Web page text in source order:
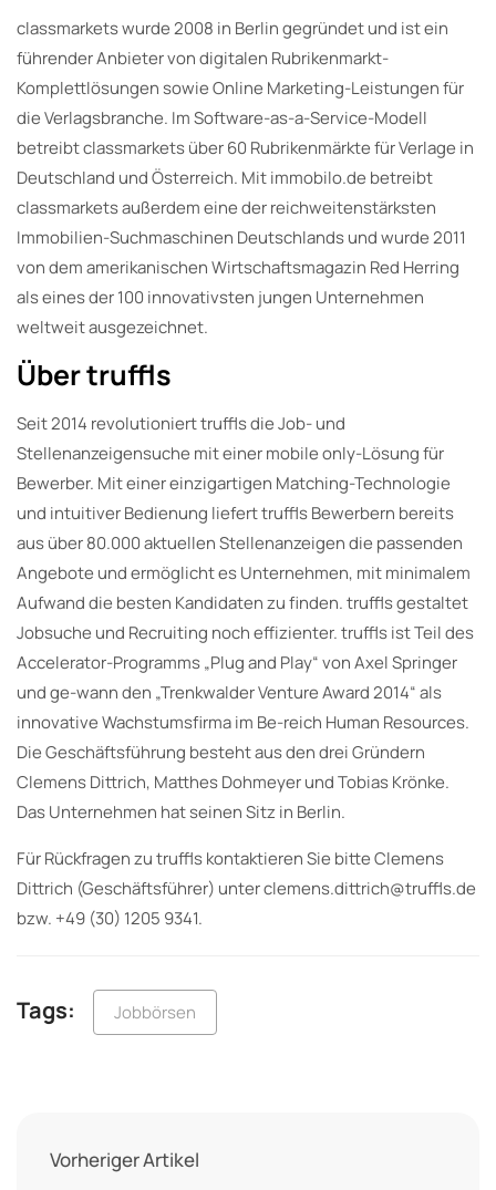
classmarkets wurde 2008 in Berlin gegründet und ist ein
führender Anbieter von digitalen Rubrikenmarkt-
Komplettlösungen sowie Online Marketing-Leistungen für
die Verlagsbranche. Im Software-as-a-Service-Modell
betreibt classmarkets über 60 Rubrikenmärkte für Verlage in
Deutschland und Österreich. Mit immobilo.de betreibt
classmarkets außerdem eine der reichweitenstärksten
Immobilien-Suchmaschinen Deutschlands und wurde 2011
von dem amerikanischen Wirtschaftsmagazin Red Herring
als eines der 100 innovativsten jungen Unternehmen
weltweit ausgezeichnet.
Über truffls
Seit 2014 revolutioniert truffls die Job- und
Stellenanzeigensuche mit einer mobile only-Lösung für
Bewerber. Mit einer einzigartigen Matching-Technologie
und intuitiver Bedienung liefert truffls Bewerbern bereits
aus über 80.000 aktuellen Stellenanzeigen die passenden
Angebote und ermöglicht es Unternehmen, mit minimalem
Aufwand die besten Kandidaten zu finden. truffls gestaltet
Jobsuche und Recruiting noch effizienter. truffls ist Teil des
Accelerator-Programms „Plug and Play“ von Axel Springer
und ge-wann den „Trenkwalder Venture Award 2014“ als
innovative Wachstumsfirma im Be-reich Human Resources.
Die Geschäftsführung besteht aus den drei Gründern
Clemens Dittrich, Matthes Dohmeyer und Tobias Krönke.
Das Unternehmen hat seinen Sitz in Berlin.
Für Rückfragen zu truffls kontaktieren Sie bitte Clemens
Dittrich (Geschäftsführer) unter clemens.dittrich@truffls.de
bzw. +49 (30) 1205 9341.
Tags: Jobbörsen
Vorheriger Artikel